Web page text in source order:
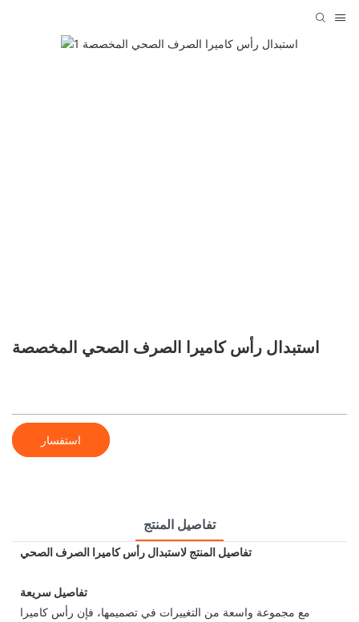
استبدال رأس كاميرا الصرف الصحي المخصصة
استفسار
تفاصيل المنتج
تفاصيل المنتج لاستبدال رأس كاميرا الصرف الصحي
تفاصيل سريعة
مع مجموعة واسعة من التغييرات في تصميمها، فإن رأس كاميرا